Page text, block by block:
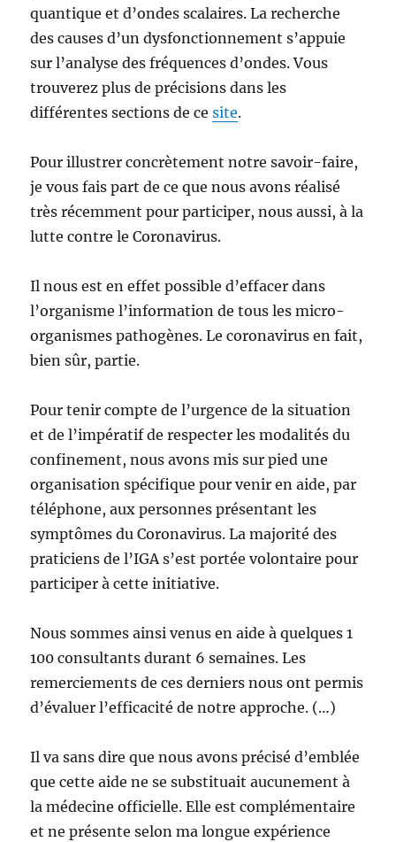
quantique et d’ondes scalaires. La recherche
des causes d’un dysfonctionnement s’appuie
sur l’analyse des fréquences d’ondes. Vous
trouverez plus de précisions dans les
différentes sections de cesite.
Pour illustrer concrètement notre savoir-faire,
je vous fais part de ce que nous avons réalisé
très récemment pour participer, nous aussi, à la
lutte contre le Coronavirus.
Il nous est en effet possible d’effacer dans
l’organisme l’information de tous les micro-
organismes pathogènes. Le coronavirus en fait,
bien sûr, partie.
Pour tenir compte de l’urgence de la situation
et de l’impératif de respecter les modalités du
confinement, nous avons mis sur pied une
organisation spécifique pour venir en aide, par
téléphone, aux personnes présentant les
symptômes du Coronavirus. La majorité des
praticiens de l’IGA s’est portée volontaire pour
participer à cette initiative.
Nous sommes ainsi venus en aide à quelques 1
100 consultants durant 6 semaines. Les
remerciements de ces derniers nous ont permis
d’évaluer l’efficacité de notre approche. (…)
Il va sans dire que nous avons précisé d’emblée
que cette aide ne se substituait aucunement à
la médecine officielle. Elle est complémentaire
et ne présente selon ma longue expérience